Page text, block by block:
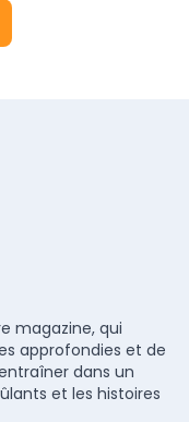
magazine, qui
approfondies et de
dans un
et les histoires